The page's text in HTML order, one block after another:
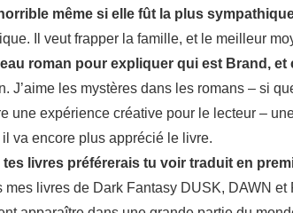
même si elle fût la plus
Il veut frapper la famille, et le meilleur
roman pour expliquer qui est Brand,
J’aime les mystères dans les romans – si
une expérience créative pour le lecteur –
il va encore plus apprécié le livre.
livres préférerais tu voir traduit en
mes livres de Dark Fantasy DUSK, DAWN